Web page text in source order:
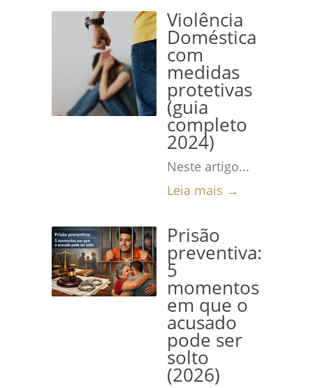
Violência
Doméstica
com
medidas
protetivas
(guia
completo
2024)
Neste artigo...
Leia mais →
Prisão
preventiva:
5
momentos
em que o
acusado
pode ser
solto
(2026)